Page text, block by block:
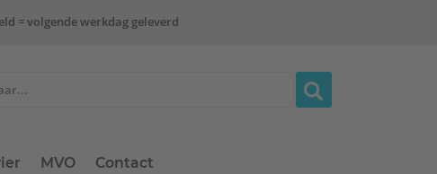
= volgende werkdag geleverd
MVO Contact